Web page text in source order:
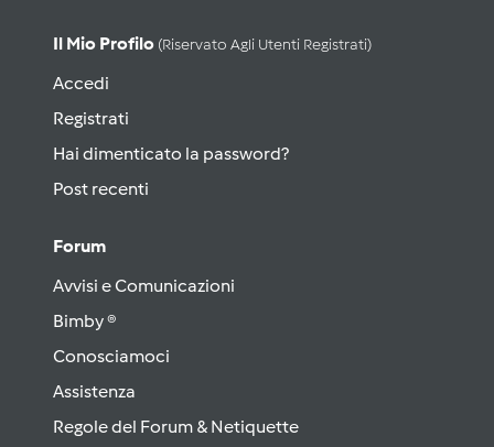
Il Mio Profilo (riservato Agli Utenti Registrati)
Accedi
Registrati
Hai dimenticato la password?
Post recenti
Forum
Avvisi e Comunicazioni
Bimby ®
Conosciamoci
Assistenza
Regole del Forum & Netiquette